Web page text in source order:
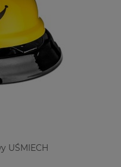
UŚMIECH